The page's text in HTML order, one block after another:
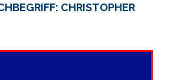
CHRISTOPHER